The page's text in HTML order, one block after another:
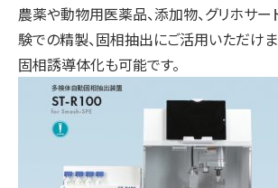
農薬や動物用医薬品、添加物、グリホサ
験での精製、固相抽出にご活用いただけま
固相誘導体化も可能です。